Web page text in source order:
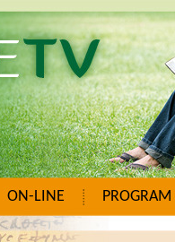
ON-LINE PROGRAM